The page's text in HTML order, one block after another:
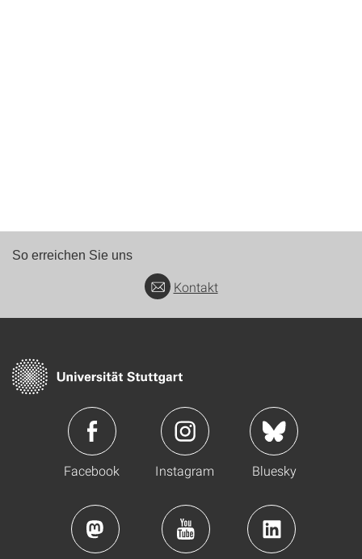
So erreichen Sie uns
Kontakt
Facebook Instagram Bluesky